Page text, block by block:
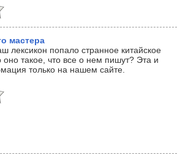
мастера
лексикон попало странное китайское
такое, что все о нем пишут? Эта и
только на нашем сайте.